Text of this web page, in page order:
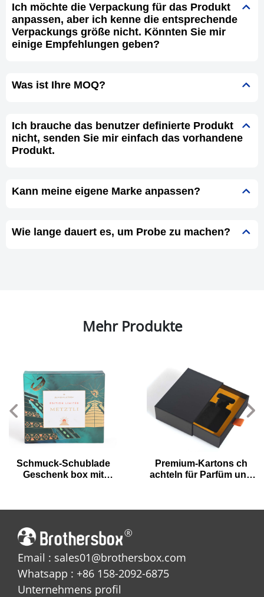
Ich möchte die Verpackung für das Produkt
anpassen, aber ich kenne die entsprechende
Verpackungs größe nicht. Könnten Sie mir
einige Empfehlungen geben?
Was ist Ihre MOQ?
Ich brauche das benutzer definierte Produkt
nicht, senden Sie mir einfach das vorhandene
Produkt.
Kann meine eigene Marke anpassen?
Wie lange dauert es, um Probe zu machen?
Mehr Produkte
Schmuck-Schublade
Geschenk box mit
Premium-Kartons ch
achteln für Parfüm und
Email : sales01@brothersbox.com
Whatsapp : +86 158-2092-6875
Unternehmens profil